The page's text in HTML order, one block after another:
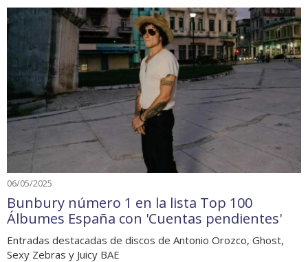
06/05/2025
Bunbury número 1 en la lista Top 100
Álbumes España con 'Cuentas pendientes'
Entradas destacadas de discos de Antonio Orozco, Ghost,
Sexy Zebras y Juicy BAE